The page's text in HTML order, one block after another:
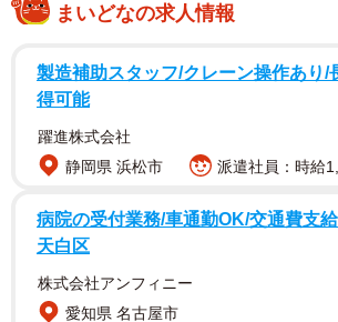
まいどなの求人情報
製造補助スタッフ/クレーン操作あり/
得可能
躍進株式会社
静岡県 浜松市
派遣社員：時給
病院の受付業務/車通勤OK/交通費支
天白区
株式会社アンフィニー
愛知県 名古屋市